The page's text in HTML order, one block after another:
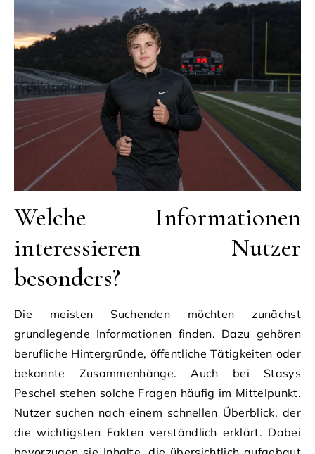
Welche Informationen
interessieren Nutzer
besonders?
Die meisten Suchenden möchten zunächst
grundlegende Informationen finden. Dazu gehören
berufliche Hintergründe, öffentliche Tätigkeiten oder
bekannte Zusammenhänge. Auch bei Stasys
Peschel stehen solche Fragen häufig im Mittelpunkt.
Nutzer suchen nach einem schnellen Überblick, der
die wichtigsten Fakten verständlich erklärt. Dabei